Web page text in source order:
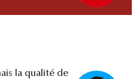
la qualité de